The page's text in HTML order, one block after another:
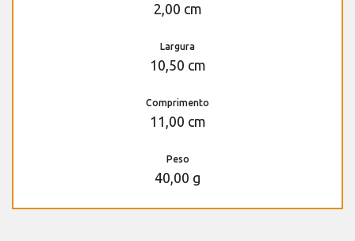
2,00 cm
Largura
10,50 cm
Comprimento
11,00 cm
Peso
40,00 g